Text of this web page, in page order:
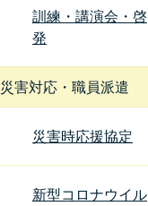
訓練・講演会・啓
発
災害対応・職員派遣
災害時応援協定
新型コロナウイル